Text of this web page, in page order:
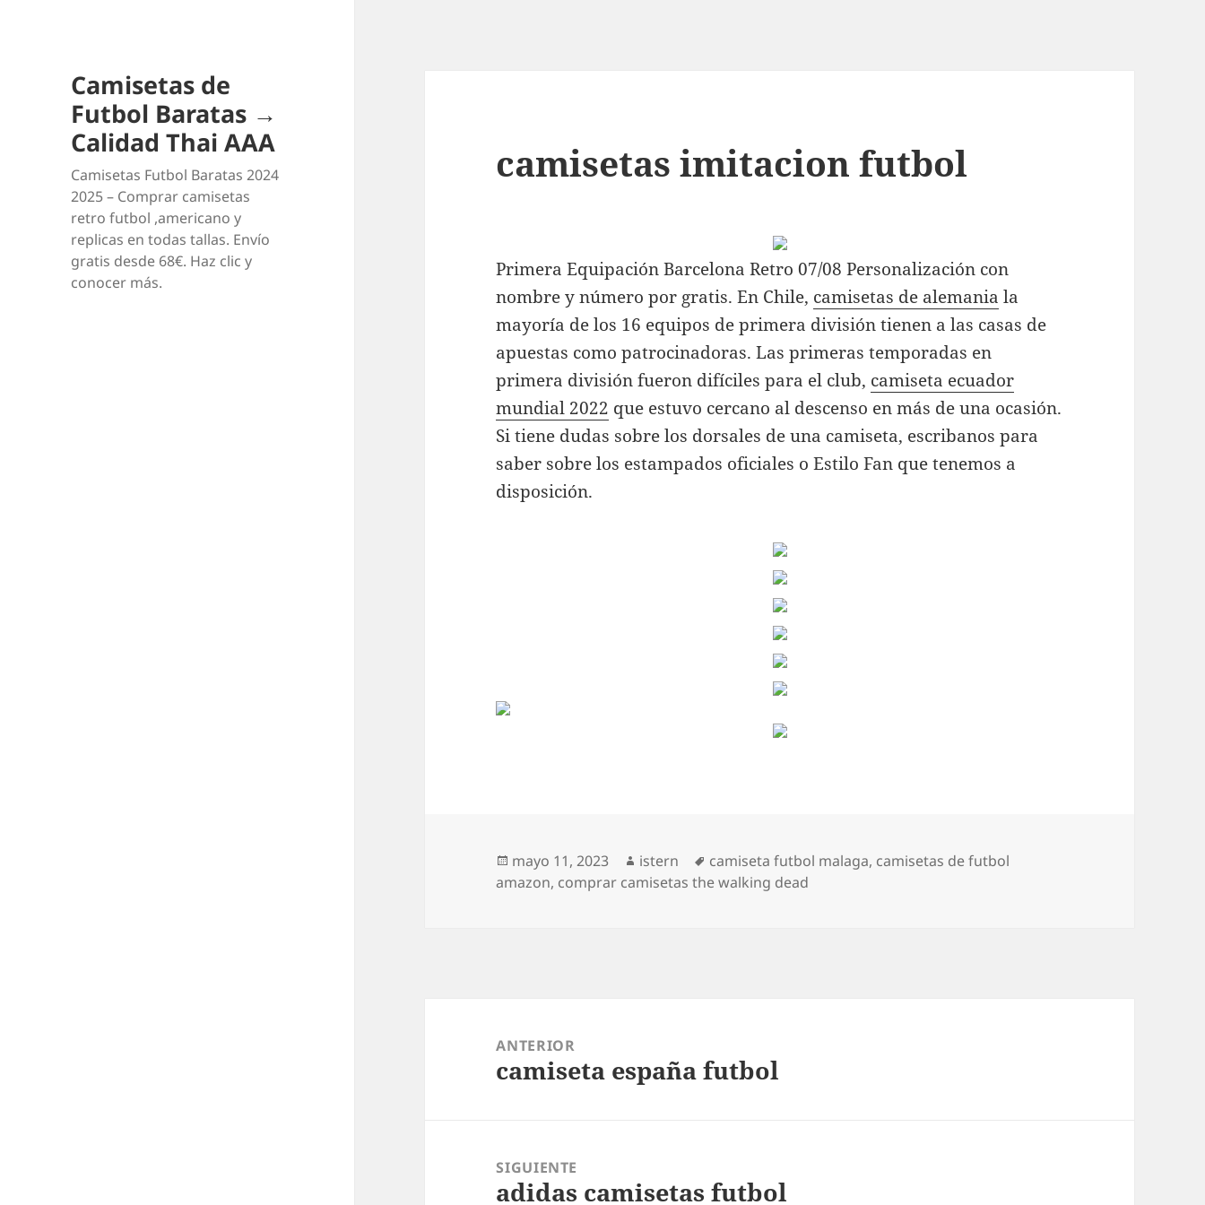
Camisetas de
Futbol Baratas →
Calidad Thai AAA
Camisetas Futbol Baratas 2024
2025 – Comprar camisetas
retro futbol ,americano y
replicas en todas tallas. Envío
gratis desde 68€. Haz clic y
conocer más.
camisetas imitacion futbol
Primera Equipación Barcelona Retro 07/08 Personalización con
nombre y número por gratis. En Chile, camisetas de alemania la
mayoría de los 16 equipos de primera división tienen a las casas de
apuestas como patrocinadoras. Las primeras temporadas en
primera división fueron difíciles para el club, camiseta ecuador
mundial 2022 que estuvo cercano al descenso en más de una ocasión.
Si tiene dudas sobre los dorsales de una camiseta, escribanos para
saber sobre los estampados oficiales o Estilo Fan que tenemos a
disposición.
Publicado
el
mayo 11, 2023 Autor
istern Etiquetas
camiseta futbol malaga, camisetas de futbol
amazon, comprar camisetas the walking dead
entradas
ANTERIOR
Entrada
camiseta españa futbol
SIGUIENTE
Entrada
adidas camisetas futbol